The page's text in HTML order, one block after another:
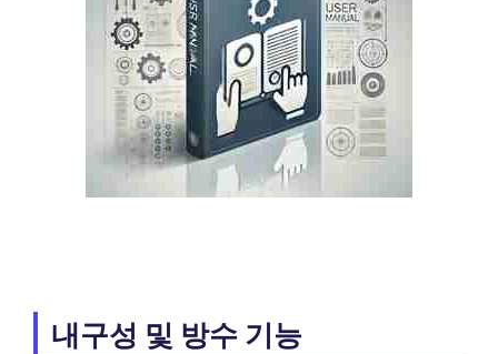
내구성 및 방수 기능